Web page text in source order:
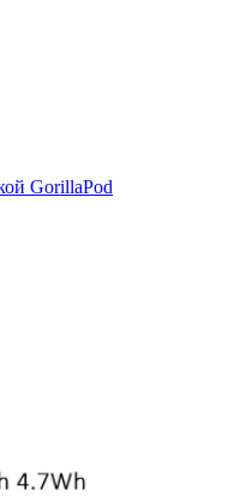
GorillaPod